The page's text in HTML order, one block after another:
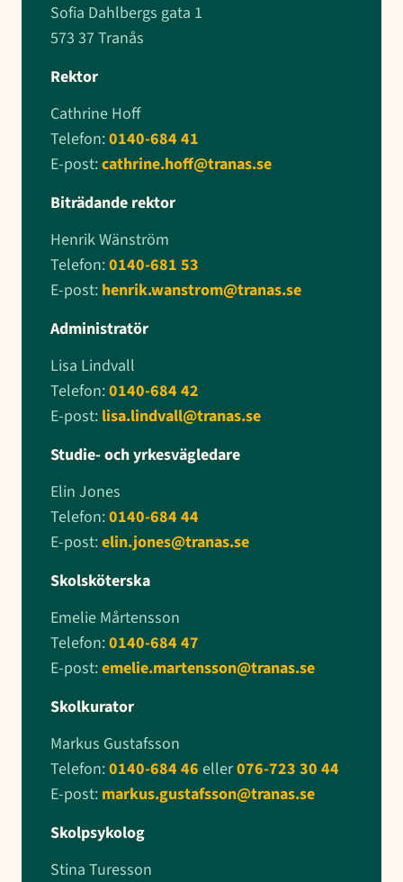
Sofia Dahlbergs gata 1
573 37 Tranås
Rektor
Cathrine Hoff
Telefon:0140-684 41
E-post:cathrine.hoff@tranas.se
Biträdande rektor
Henrik Wänström
Telefon:0140-681 53
E-post: henrik.wanstrom@tranas.se
Administratör
Lisa Lindvall
Telefon:0140-684 42
E-post: lisa.lindvall@tranas.se
Studie- och yrkesvägledare
Elin Jones
Telefon:0140-684 44
E-post:elin.jones@tranas.se
Skolsköterska
Emelie Mårtensson
Telefon:0140-684 47
E-post:emelie.martensson@tranas.se
Skolkurator
Markus Gustafsson
Telefon:0140-684 46 eller076-723 30 44
E-post: markus.gustafsson@tranas.se
Skolpsykolog
Stina Turesson